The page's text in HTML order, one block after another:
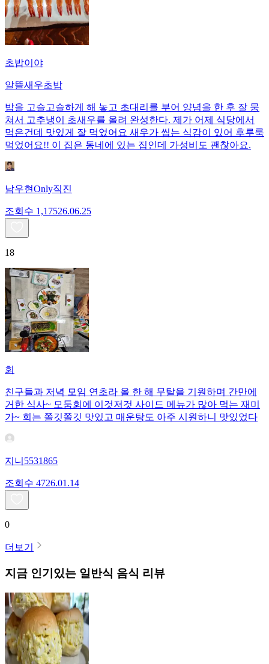
초밥이야
알뜰새우초밥
밥을 고슬고슬하게 해 놓고 초대리를 부어 양념을 한 후 잘 뭉
쳐서 고추냉이 초새우를 올려 완성한다. 제가 어제 식당에서
먹은건데 맛있게 잘 먹었어요 새우가 씹는 식감이 있어 후루룩
먹었어요!! 이 집은 동네에 있는 집인데 가성비도 괜찮아요.
남우현Only직진
조회수 1,17526.06.25
18
회
친구들과 저녁 모임 연초라 올 한 해 무탈을 기원하며 간만에
거한 식사~ 모둠회에 이것저것 사이드 메뉴가 많아 먹는 재미
가~ 회는 쫄깃쫄깃 맛있고 매운탕도 아주 시원하니 맛있었다
지니5531865
조회수 4726.01.14
0
더보기
지금 인기있는 일반식 음식 리뷰